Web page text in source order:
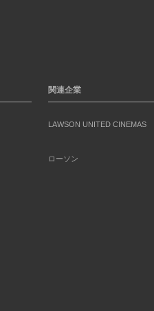
関連企業
LAWSON UNITED CINEMAS
ローソン